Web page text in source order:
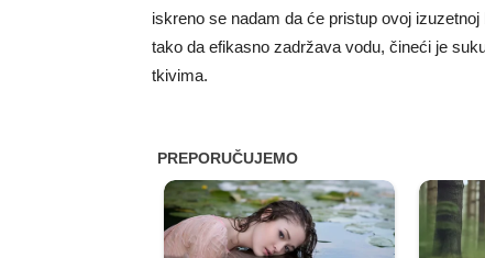
iskreno se nadam da će pristup ovoj
tako da efikasno zadržava vodu, čineći je
tkivima.